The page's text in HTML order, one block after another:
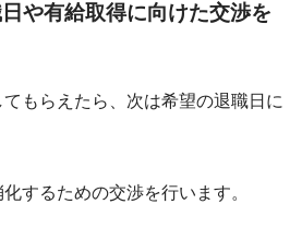
や有給取得に向けた交渉を
もらえたら、次は希望の退職日に
するための交渉を行います。